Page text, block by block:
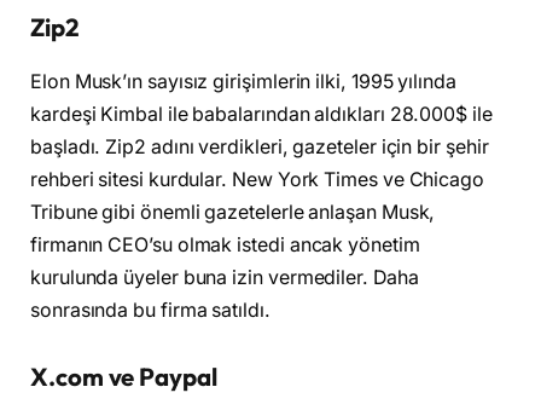
Zip2
Elon Musk’ın sayısız girişimlerin ilki, 1995 yılında
kardeşi Kimbal ile babalarından aldıkları 28.000$ ile
başladı. Zip2 adını verdikleri, gazeteler için bir şehir
rehberi sitesi kurdular. New York Times ve Chicago
Tribune gibi önemli gazetelerle anlaşan Musk,
firmanın CEO’su olmak istedi ancak yönetim
kurulunda üyeler buna izin vermediler. Daha
sonrasında bu firma satıldı.
X.com ve Paypal